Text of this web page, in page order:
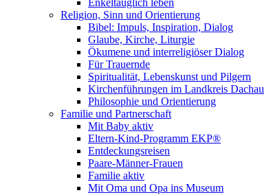
Enkeltauglich leben
Religion, Sinn und Orientierung
Bibel: Impuls, Inspiration, Dialog
Glaube, Kirche, Liturgie
Ökumene und interreligiöser Dialog
Für Trauernde
Spiritualität, Lebenskunst und Pilgern
Kirchenführungen im Landkreis Dachau
Philosophie und Orientierung
Familie und Partnerschaft
Mit Baby aktiv
Eltern-Kind-Programm EKP®
Entdeckungsreisen
Paare-Männer-Frauen
Familie aktiv
Mit Oma und Opa ins Museum